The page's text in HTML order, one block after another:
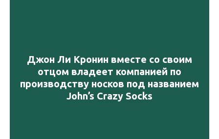
Джон Ли Кронин вместе со своим
отцом владеет компанией по
производству носков под названием
John’s Crazy Socks